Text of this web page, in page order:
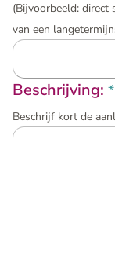
(Bijvoorbeeld: direct
van een
Beschrijving: *
Beschrijf kort de